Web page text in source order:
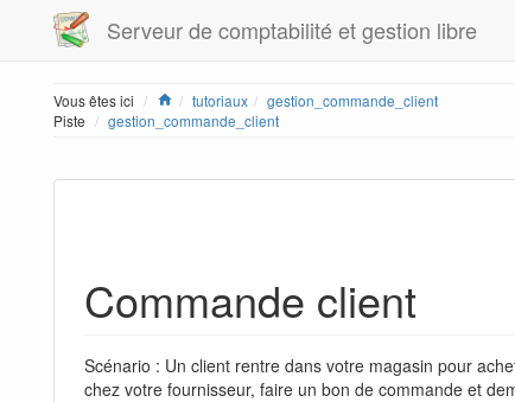
Serveur de comptabilité et gestion libre
Vous êtes ici Home
tutoriaux
gestion_commande_client
Piste
gestion_commande_client
Commande client
Scénario : Un client rentre dans votre magasin pour
chez votre fournisseur, faire un bon de commande et